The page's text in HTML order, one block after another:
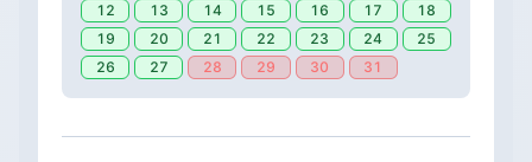
12
13 14 15 16 17
18
19
20 21 22 23 24
25
26
27 28 29 30 31